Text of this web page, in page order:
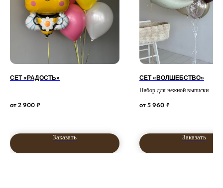
СЕТ «РАДОСТЬ»
2 900 ₽
Заказать
СЕТ «ВОЛШЕБСТВО»
Набор для нежной выписки.
5 960 ₽
Заказать